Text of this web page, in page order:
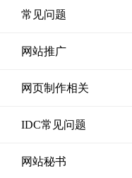
常见问题
网站推广
网页制作相关
IDC常见问题
网站秘书